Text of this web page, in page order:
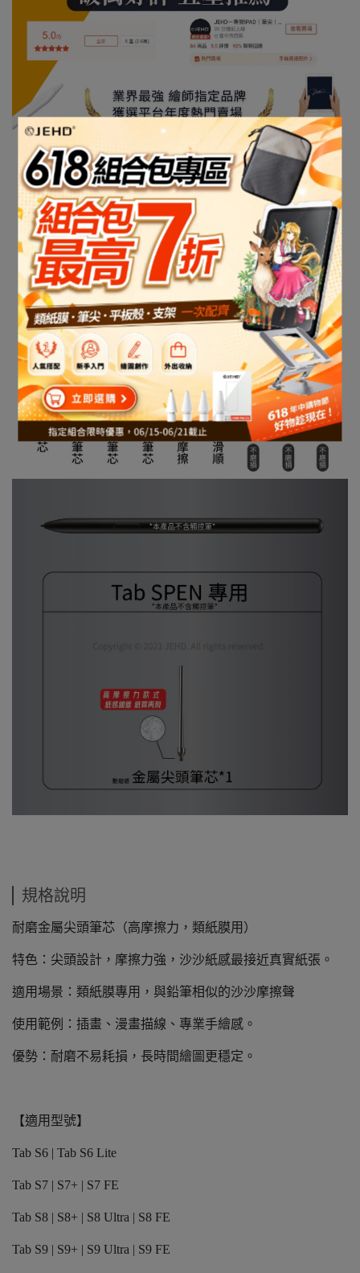
規格說明
耐磨金屬尖頭筆芯（高摩擦力，類紙膜用）
特色：尖頭設計，摩擦力強，沙沙紙感最接近真實紙張。
適用場景：類紙膜專用，與鉛筆相似的沙沙摩擦聲
使用範例：插畫、漫畫描線、專業手繪感。
優勢：耐磨不易耗損，長時間繪圖更穩定。
【適用型號】
Tab S6 | Tab S6 Lite
Tab S7 | S7+ | S7 FE
Tab S8 | S8+ | S8 Ultra | S8 FE
Tab S9 | S9+ | S9 Ultra | S9 FE